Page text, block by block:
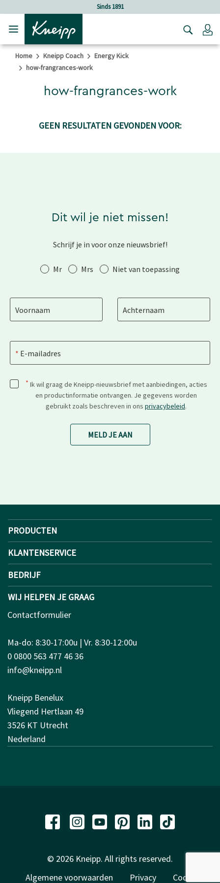
Verder gaan naar hoofdinhoud.Sinds 1891
Home Kneipp Coach
Energy Kick
how-frangrances-work
how-frangrances-work
GEEN RESULTATEN GEVONDEN VOOR:
Dit wil je niet missen!
Schrijf je in voor onze nieuwsbrief!
Aanhef Mr Mrs Niet van toepassing
Voornaam Achternaam
E-mailadres
* Ik wil graag de Kneipp-nieuwsbrief met aanbiedingen, acties
en productinformatie ontvangen. Je gegevens worden
gebruikt zoals beschreven in ons privacybeleid.
MELD JE AAN
PRODUCTEN
KLANTENSERVICE
BEDRIJF
WIJ HELPEN JE GRAAG
Contactformulier
Ma-do: 8:30-17:00u | Vr. 8:30-12:00u
0 0800 563 477 46 36
info@kneipp.nl
Kneipp Benelux
Vliegend Hertlaan 49
3526 KT Utrecht
Nederland
© 2026 Kneipp. All rights reserved.
Algemene voorwaarden
Privacy Code of